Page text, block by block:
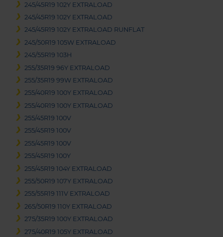
245/45R19 102Y EXTRALOAD
245/45R19 102Y EXTRALOAD
245/45R19 102Y EXTRALOAD RUNFLAT
245/50R19 105W EXTRALOAD
245/55R19 103H
255/35R19 96Y EXTRALOAD
255/35R19 99W EXTRALOAD
255/40R19 100Y EXTRALOAD
255/40R19 100Y EXTRALOAD
255/45R19 100V
255/45R19 100V
255/45R19 100V
255/45R19 100Y
255/45R19 104Y EXTRALOAD
255/50R19 107Y EXTRALOAD
255/55R19 111V EXTRALOAD
265/50R19 110Y EXTRALOAD
275/35R19 100Y EXTRALOAD
275/40R19 105Y EXTRALOAD